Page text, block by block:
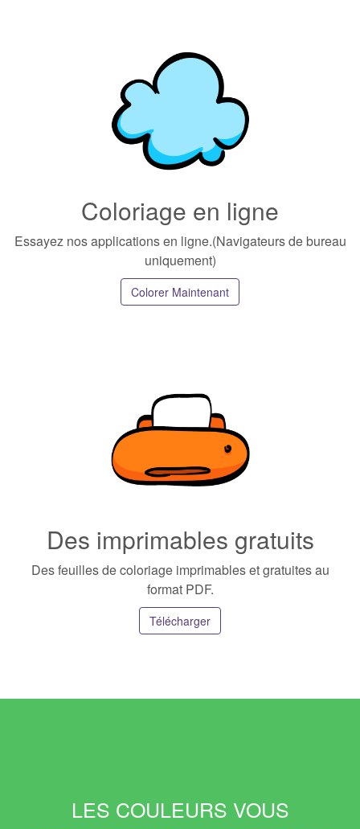
Coloriage en ligne
Essayez nos applications en ligne.(Navigateurs de bureau
uniquement)
Colorer Maintenant
Des imprimables gratuits
Des feuilles de coloriage imprimables et gratuites au
format PDF.
Télécharger
LES COULEURS VOUS